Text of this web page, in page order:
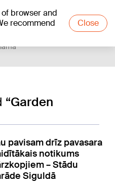
browser and
recommend
Close
“Garden
pavisam drīz pavasara
notikums
– Stādu
Siguldā